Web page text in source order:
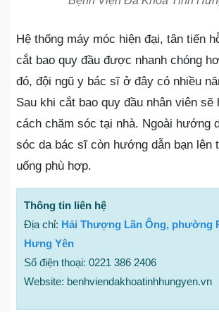
Hệ thống máy móc hiện đại, tân tiến
cắt bao quy đầu được nhanh chóng
đó, đội ngũ y bác sĩ ở đây có nhiều
Sau khi cắt bao quy đầu nhân viên sẽ
cách chăm sóc tại nhà. Ngoài hướng
sóc da bác sĩ còn hướng dẫn bạn lên
uống phù hợp.
Thông tin liên hệ
Địa chỉ: Hải Thượng Lãn Ông, phường
Hưng Yên
Số điện thoại: 0221 386 2406
Website: benhviendakhoatinhhungyen.vn